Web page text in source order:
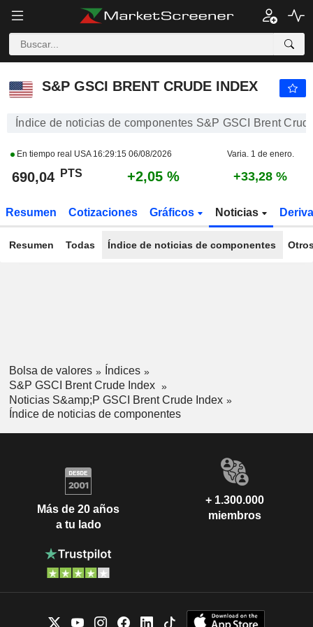
S&P GSCI BRENT CRUDE INDEX
Índice de noticias de componentes S&P GSCI Brent
En tiempo real USA 16:29:15 06/08/2026 Varia. 1 de enero.
690,04 PTS +2,05 % +33,28 %
Resumen Cotizaciones Gráficos Noticias
Resumen Todas Índice de noticias de componentes
Bolsa de valores
Índices
S&P GSCI Brent Crude Index
Noticias S&amp;P GSCI Brent Crude Index
Índice de noticias de componentes
Más de 20 años
a tu lado
+ 1.300.000
miembros